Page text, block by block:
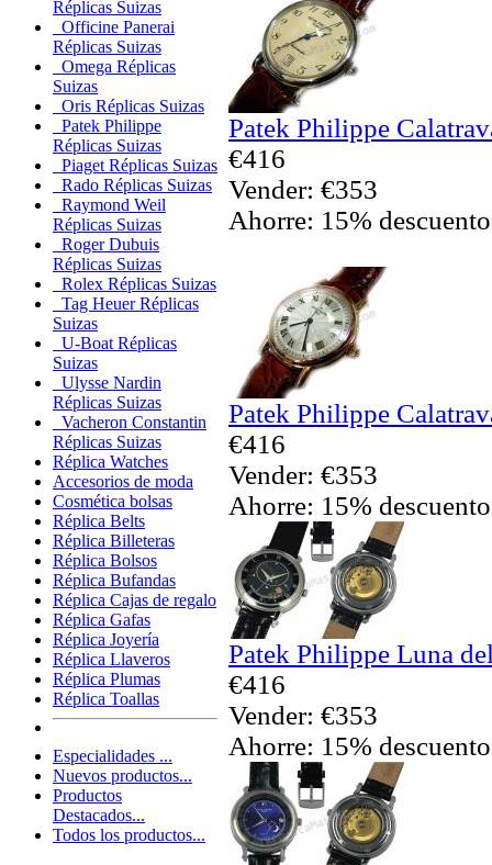
Réplicas Suizas
Officine Panerai
Réplicas Suizas
Omega Réplicas
Suizas
Oris Réplicas Suizas
Patek Philippe
Réplicas Suizas
Piaget Réplicas Suizas
Rado Réplicas Suizas
Raymond Weil
Réplicas Suizas
Roger Dubuis
Réplicas Suizas
Rolex Réplicas Suizas
Tag Heuer Réplicas
Suizas
U-Boat Réplicas
Suizas
Ulysse Nardin
Réplicas Suizas
Vacheron Constantin
Réplicas Suizas
Réplica Watches
Accesorios de moda
Cosmética bolsas
Réplica Belts
Réplica Billeteras
Réplica Bolsos
Réplica Bufandas
Réplica Cajas de regalo
Réplica Gafas
Réplica Joyería
Réplica Llaveros
Réplica Plumas
Réplica Toallas
Especialidades ...
Nuevos productos...
Productos
Destacados...
Todos los productos...
Patek Philippe
€416
Vender: €353
Ahorre: 15% descuento
Patek Philippe
€416
Vender: €353
Ahorre: 15% descuento
Patek Philippe Luna
€416
Vender: €353
Ahorre: 15% descuento